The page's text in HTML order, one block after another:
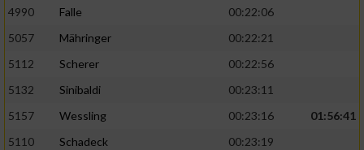
4990
Falle
00:22:06
5057
Mähringer
00:22:21
5112
Scherer
00:22:56
5132
Sinibaldi
00:23:11
5157
Wessling 00:23:16
01:56:41
5110
Schadeck
00:23:19